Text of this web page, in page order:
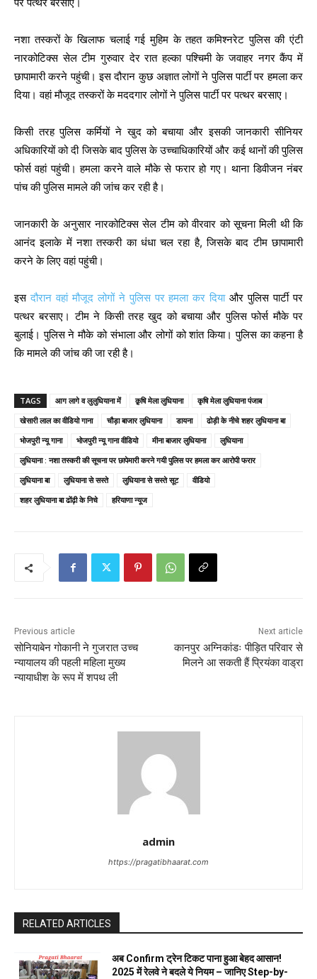
नशा तस्करों के खिलाफ चलाई गई मुहिम के तहत कमिश्नरेट पुलिस की एंटी
नारकोटिक्स सेल टीम गुरुवार देर रात हल्का पश्चिमी के जवाहर नगर कैंप में
छापामारी करने पहुंची। इस दौरान कुछ अज्ञात लोगों ने पुलिस पार्टी पर हमला कर
दिया। वहां मौजूद तस्करों के मददगार लोगों ने पुलिस पार्टी पर पत्थर बरसाए।
किसी तरह पुलिस कर्मियों ने खुद को बचाया और इसकी जानकारी सीनियर
अधिकारियों को दी जिसके बाद पुलिस के उच्चाधिकारियों और कई थानों की पुलिस
फोर्स वहां पहुंची। हमला करने वाले मौके से फरार हो गए। थाना डिवीजन नंबर
पांच की पुलिस मामले की जांच कर रही है।
जानकारी के अनुसार नारकोटिक्स सेल टीम को वीरवार को सूचना मिली थी कि
आनंद इलाके में नशा तस्करी का धंधा चल रहा है, जिसके बाद टीम छापामारी
करने के लिए वहां पहुंची।
इसदौरान वहां मौजूद लोगों ने पुलिस पर हमला कर दियाऔर पुलिस पार्टी पर
पत्थर बरसाए। टीम ने किसी तरह खुद को बचाया और पुलिस फोर्स मौके पर
बुलाई। पुलिस ने मौके को संभाला और लोगों को शांत किया। पुलिस का कहना है
कि मामले की जांच की जा रही है।
TAGS आग लागे व लुलुधियाना में क़ृषि मेला लुधियाना
कृषि मेला लुधियाना पंजाब
खेसारी लाल का वीडियो गाना
चौड़ा बाजार लुधियाना डायना
ढोड़ी के नीचे शहर लुधियाना बा
भोजपुरी न्यू गाना
भोजपुरी न्यू गाना वीडियो मीना बाजार लुधियाना
लुधियाना
लुधियाना : नशा तस्करी की सूचना पर छापेमारी करने गयी पुलिस पर हमला कर आरोपी फरार
लुधियाना बा
लुधियाना से सस्ते लुधियाना से सस्ते सूट
वीडियो
शहर लुधियाना बा ढोंढ़ी के निचे
हरियाणा न्यूज
Previous article
सोनियाबेन गोकानी ने गुजरात उच्च
न्यायालय की पहली महिला मुख्य
न्यायाधीश के रूप में शपथ ली
Next article
कानपुर अग्निकांडः पीड़ित परिवार से
मिलने आ सकती हैं प्रियंका वाड्रा
admin
https://pragatibhaarat.com
RELATED ARTICLES
अब Confirm ट्रेन टिकट पाना हुआ बेहद आसान!
2025 में रेलवे ने बदले ये नियम – जानिए Step-by-